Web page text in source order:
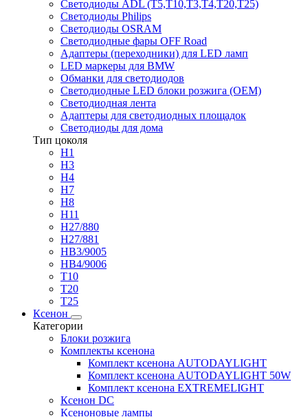
Светодиоды ADL (T5,T10,T3,T4,T20,T25)
Светодиоды Philips
Светодиоды OSRAM
Светодиодные фары OFF Road
Адаптеры (переходники) для LED ламп
LED маркеры для BMW
Обманки для светодиодов
Светодиодные LED блоки розжига (OEM)
Светодиодная лента
Адаптеры для светодиодных площадок
Светодиоды для дома
Тип цоколя
H1
H3
H4
H7
H8
H11
H27/880
H27/881
HB3/9005
HB4/9006
T10
T20
T25
Ксенон
Категории
Блоки розжига
Комплекты ксенона
Комплект ксенона AUTODAYLIGHT
Комплект ксенона AUTODAYLIGHT 50W
Комплект ксенона EXTREMELIGHT
Ксенон DC
Ксеноновые лампы